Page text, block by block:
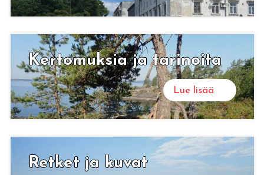
Ker­to­muk­sia ja ta­ri­noi­ta
Lue lisää
Ret­ket ja kuvat